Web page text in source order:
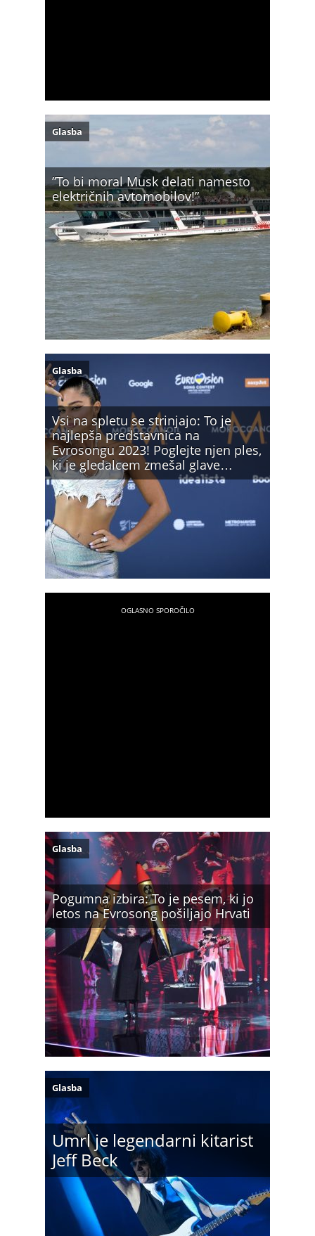
”To bi moral Musk delati namesto
električnih avtomobilov!”
Glasba
Vsi na spletu se strinjajo: To je
najlepša predstavnica na
Evrosongu 2023! Poglejte njen ples,
ki je gledalcem zmešal glave…
Glasba
Pogumna izbira: To je pesem, ki jo
letos na Evrosong pošiljajo Hrvati
Glasba
Umrl je legendarni kitarist
Jeff Beck
Glasba